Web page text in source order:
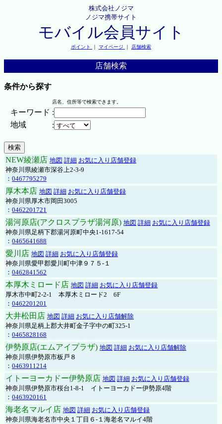
株式会社ノジマ
ノジマ携帯サイト
モバイル会員サイト
ポイント ｜ マイページ ｜ 店舗検索
店舗検索
条件から探す
店名、住所等で検索できます。
キーワード :
地域
:
NEW綾瀬店 地図 詳細 お気に入り店舗登録
神奈川県綾瀬市深谷上2-3-9
： 0467795279
厚木本店 地図 詳細 お気に入り店舗登録
神奈川県厚木市岡田3005
： 0462201721
湯河原店(アクロスプラザ湯河原) 地図 詳細 お気に入り店舗登録
神奈川県足柄下郡湯河原町中央1-1617-54
： 0465641688
愛川店 地図 詳細 お気に入り店舗登録
神奈川県愛甲郡愛川町中津９７５-１
： 0462841562
本厚木ミロード店 地図 詳細 お気に入り店舗登録
厚木市中町2-2-1 本厚木ミロード2 6F
： 0462201201
大井松田店 地図 詳細 お気に入り店舗解除
神奈川県足柄上郡大井町金子字中の町325-1
： 0465828168
伊勢原店(エムアイプラザ) 地図 詳細 お気に入り店舗解除
神奈川県伊勢原市板戸８
： 0463911214
イトーヨーカドー伊勢原店 地図 詳細 お気に入り店舗登録
神奈川県伊勢原市桜台1-8-1 イトーヨーカドー伊勢原4階
： 0463920161
海老名マルイ店 地図 詳細 お気に入り店舗登録
神奈川県海老名市中央１丁目６-１海老名マルイ4階